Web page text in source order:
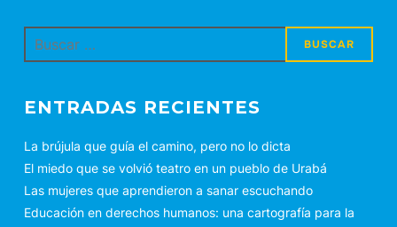
Buscar:
ENTRADAS RECIENTES
La brújula que guía el camino, pero no lo dicta
El miedo que se volvió teatro en un pueblo de Urabá
Las mujeres que aprendieron a sanar escuchando
Educación en derechos humanos: una cartografía para la